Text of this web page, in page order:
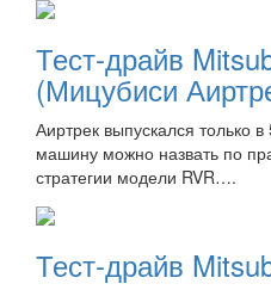
Тест-драйв
(Мицубиси
Аиртрек выпускался только
машину можно назвать по
стратегии модели RVR….
Тест-драйв